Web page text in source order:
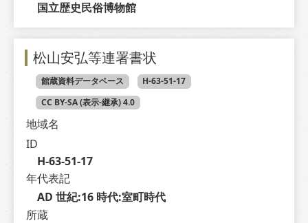
国立歴史民俗博物館
松山安弘等連署書状
館蔵資料データベース
H-63-51-17
CC BY-SA (表示-継承) 4.0
地域名
ID
H-63-51-17
年代表記
AD 世紀:16 時代:室町時代
所蔵